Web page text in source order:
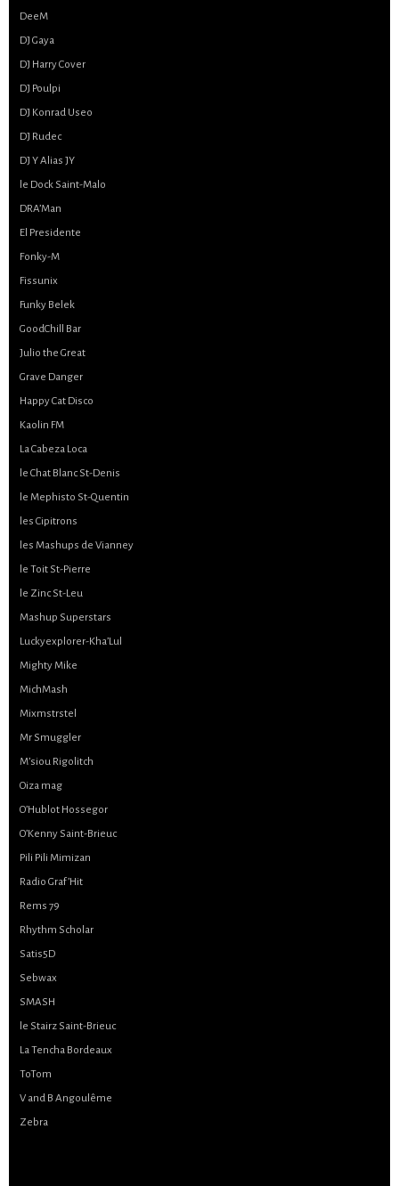
DeeM
DJ Gaya
DJ Harry Cover
DJ Poulpi
DJ Konrad Useo
DJ Rudec
DJ Y Alias JY
le Dock Saint-Malo
DRA’Man
El Presidente
Fonky-M
Fissunix
Funky Belek
GoodChill Bar
Julio the Great
Grave Danger
Happy Cat Disco
Kaolin FM
La Cabeza Loca
le Chat Blanc St-Denis
le Mephisto St-Quentin
les Cipitrons
les Mashups de Vianney
le Toit St-Pierre
le Zinc St-Leu
Mashup Superstars
Luckyexplorer-Kha’Lul
Mighty Mike
MichMash
Mixmstrstel
Mr Smuggler
M’siou Rigolitch
Oiza mag
O’Hublot Hossegor
O’Kenny Saint-Brieuc
Pili Pili Mimizan
Radio Graf’Hit
Rems 79
Rhythm Scholar
Satis5D
Sebwax
SMASH
le Stairz Saint-Brieuc
La Tencha Bordeaux
ToTom
V and B Angoulême
Zebra